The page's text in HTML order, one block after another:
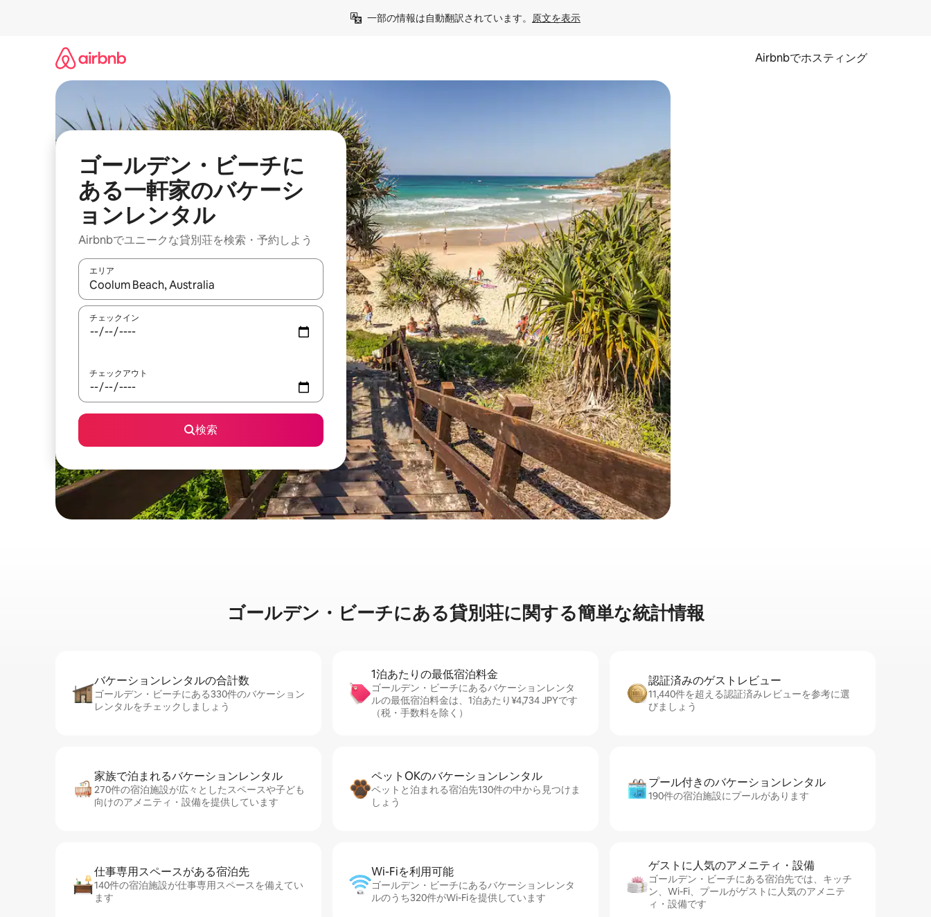
一部の情報は自動翻訳されています。 原文を表示
Airbnbでホスティング
ゴールデン・ビーチに
ある一軒家のバケーシ
ョンレンタル
Airbnbでユニークな貸別荘を検索・予約しよう
エリア
検索結果が表示されたら、上下の矢印キーを使って移動するか、画面をタッチまたはスワイプして検索結果を確認することができます。
チェックイン
チェックアウト
検索
ゴールデン・ビーチに⁠あ⁠る貸⁠別⁠荘⁠に関⁠す⁠る簡⁠単⁠な統⁠計⁠情⁠報
バケーションレ⁠ン⁠タ⁠ル⁠の合⁠計⁠数
ゴールデン・ビーチにある330件のバケーション
レンタルをチェックしましょう
1泊あたりの最⁠低⁠宿⁠泊⁠料⁠金
ゴールデン・ビーチにあるバケーションレンタ
ルの最低宿泊料金は、1泊あたり¥4,734 JPYです
（税・手数料を除く）
認証済みのゲ⁠ス⁠ト⁠レ⁠ビ⁠ュ⁠ー
11,440件を超える認証済みレビューを参考に選
びましょう
家族で泊まれるバ⁠ケ⁠ー⁠シ⁠ョ⁠ンレ⁠ン⁠タ⁠ル
270件の宿泊施設が広々としたスペースや子ども
向けのアメニティ・設備を提供しています
ペットOKのバ⁠ケ⁠ー⁠シ⁠ョ⁠ンレ⁠ン⁠タ⁠ル
ペットと泊まれる宿泊先130件の中から見つけま
しょう
プール付きのバ⁠ケ⁠ー⁠シ⁠ョ⁠ンレ⁠ン⁠タ⁠ル
190件の宿泊施設にプールがあります
仕事専用ス⁠ペ⁠ー⁠スがあ⁠る宿⁠泊⁠先
140件の宿泊施設が仕事専用スペースを備えてい
ます
Wi-Fiを利⁠用⁠可⁠能
ゴールデン・ビーチにあるバケーションレンタ
ルのうち320件がWi-Fiを提供しています
ゲストに人⁠気⁠のア⁠メ⁠ニ⁠テ⁠ィ・設⁠備
ゴールデン・ビーチにある宿泊先では、キッチ
ン、Wi-Fi、プールがゲストに人気のアメニテ
ィ・設備です